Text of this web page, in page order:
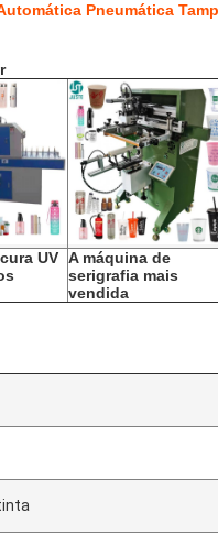
Pneumática
UV A máquina de
serigrafia mais
vendida